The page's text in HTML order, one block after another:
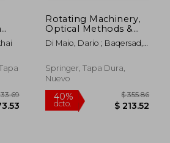
Rotating Machinery,
Optical Methods &
Scanning LDV
Methods, Volume 6:
38th Imac, a
Conference and
Structural Dynamics
(en Inglés)
Di Maio, Dario ; Baqersad,
Springer, Tapa Dura,
Nuevo